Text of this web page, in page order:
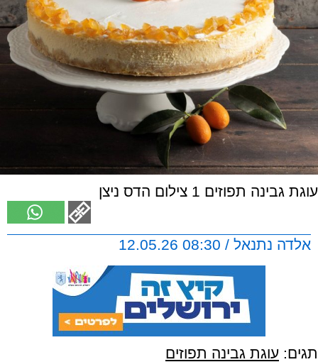
עוגת גבינה תפוזים 1 צילום הדס ניצן
אלדה נתנאל / 08:30 12.05.26
תגים: עוגת גבינה תפוזים